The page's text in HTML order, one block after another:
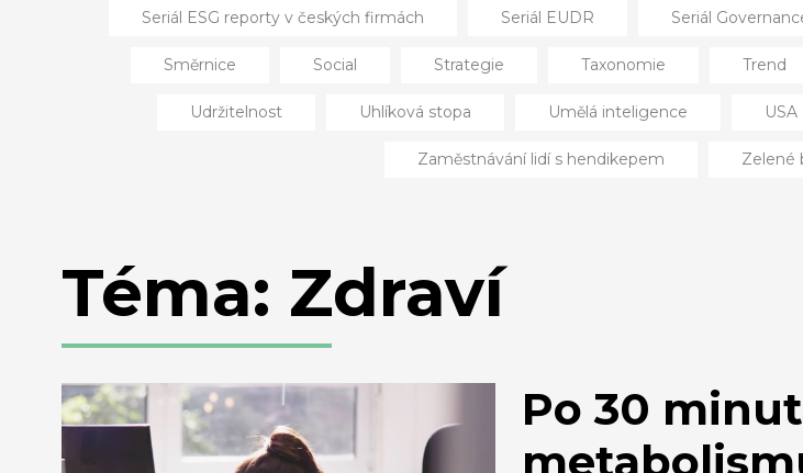
Seriál ESG reporty v českých firmách Seriál EUDR Seriál
Směrnice Social Strategie Taxonomie Trend
Udržitelnost Uhlíková stopa Umělá inteligence USA
Zaměstnávání lidí s hendikepem Zelené
Téma: Zdraví
Po 30